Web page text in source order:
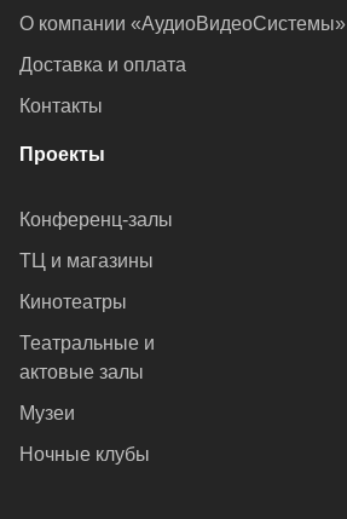
О компании «АудиоВидеоСистемы»
Доставка и оплата
Контакты
Проекты
Конференц-залы
ТЦ и магазины
Кинотеатры
Театральные и
актовые залы
Музеи
Ночные клубы